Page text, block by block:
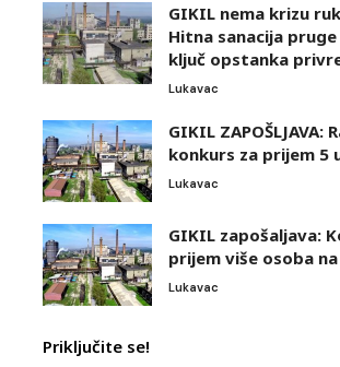
GIKIL nema krizu
Hitna sanacija
ključ opstanka
Lukavac
GIKIL ZAPOŠLJAVA:
konkurs za prijem 5
Lukavac
GIKIL zapošaljava:
prijem više osoba
Lukavac
Priključite se!